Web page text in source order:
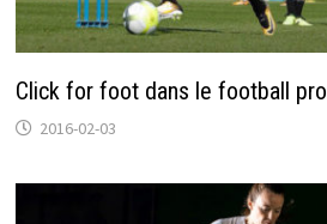
Click for foot dans le football pro
2016-02-03